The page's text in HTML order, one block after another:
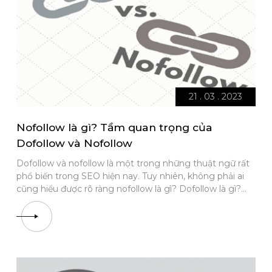
21 . 03 . 2023
Nofollow là gì? Tầm quan trọng của
Dofollow và Nofollow
Dofollow và nofollow là một trong những thuật ngữ rất
phổ biến trong SEO hiện nay. Tuy nhiên, không phải ai
cũng hiểu được rõ ràng nofollow là gì? Dofollow là gì?
Chúng có tầm quan trọng thế nào với website? Bài viết
sau đây Thiết kế web Cần Thơ sẽ chia sẻ và giúp bạn hiểu
hơn về những vấn đề trên. Dofollow và Nofollow là gì?